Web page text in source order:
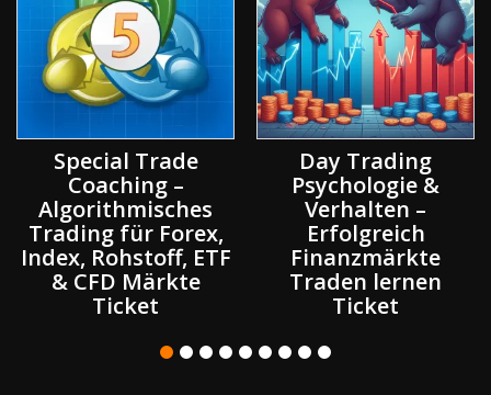
Special Trade
Coaching –
Algorithmisches
Trading für Forex,
Index, Rohstoff, ETF
& CFD Märkte
Ticket
Day Trading
Psychologie &
Verhalten –
Erfolgreich
Finanzmärkte
Traden lernen
Ticket